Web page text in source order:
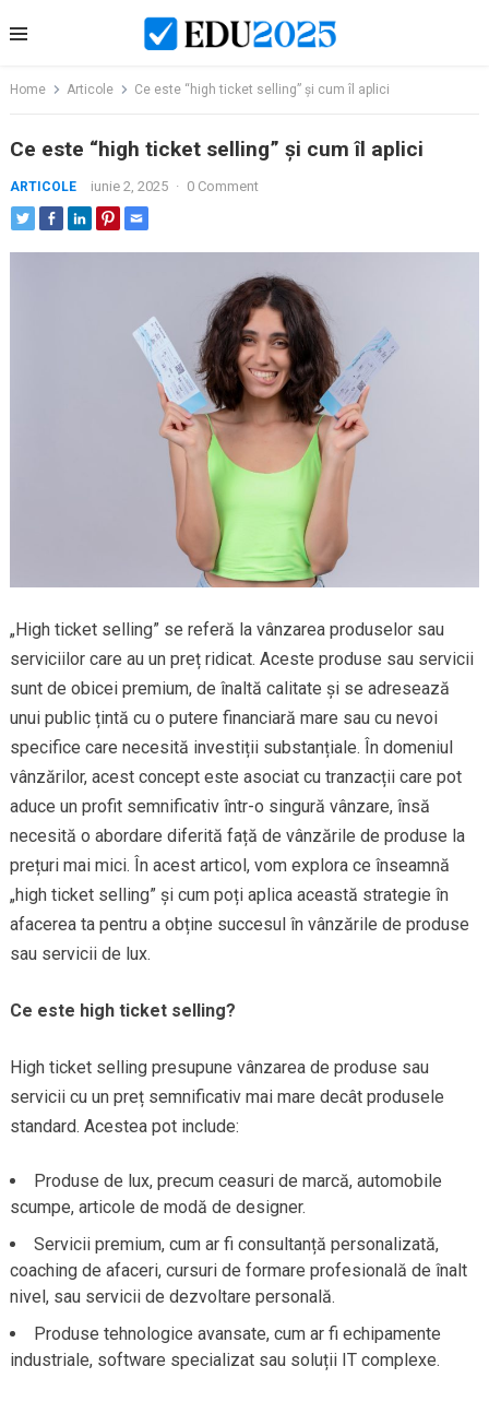
to
Home Articole Ce este “high ticket selling” și cum îl aplici
Ce este “high ticket selling” și cum îl aplici
ARTICOLE iunie 2, 2025 · 0 Comment
„High ticket selling” se referă la vânzarea produselor sau
serviciilor care au un preț ridicat. Aceste produse sau servicii
sunt de obicei premium, de înaltă calitate și se adresează
unui public țintă cu o putere financiară mare sau cu nevoi
specifice care necesită investiții substanțiale. În domeniul
vânzărilor, acest concept este asociat cu tranzacții care pot
aduce un profit semnificativ într-o singură vânzare, însă
necesită o abordare diferită față de vânzările de produse la
prețuri mai mici. În acest articol, vom explora ce înseamnă
„high ticket selling” și cum poți aplica această strategie în
afacerea ta pentru a obține succesul în vânzările de produse
sau servicii de lux.
Ce este high ticket selling?
High ticket selling presupune vânzarea de produse sau
servicii cu un preț semnificativ mai mare decât produsele
standard. Acestea pot include:
Produse de lux, precum ceasuri de marcă, automobile
scumpe, articole de modă de designer.
Servicii premium, cum ar fi consultanță personalizată,
coaching de afaceri, cursuri de formare profesională de înalt
nivel, sau servicii de dezvoltare personală.
Produse tehnologice avansate, cum ar fi echipamente
industriale, software specializat sau soluții IT complexe.